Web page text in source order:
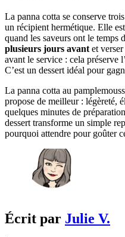
La panna cotta se conserve
un récipient hermétique. Elle
quand les saveurs ont le temps
plusieurs jours avant et
avant le service : cela préserve
C’est un dessert idéal pour
La panna cotta au
propose de meilleur : légèreté,
quelques minutes de
dessert transforme un simple
pourquoi attendre pour goûter
Écrit par Julie V.